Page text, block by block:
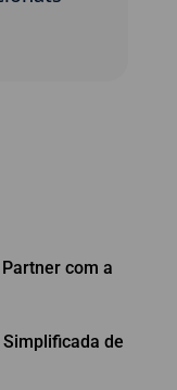
com a
de